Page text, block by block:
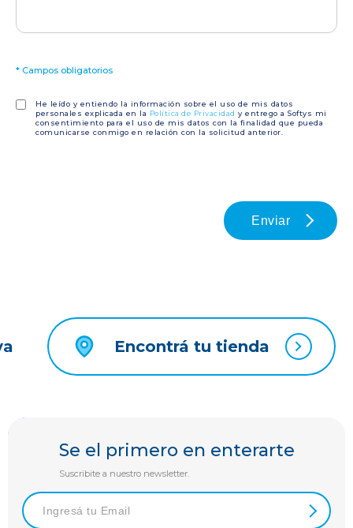
* Campos obligatorios
He leído y entiendo la información sobre el uso de mis datos
personales explicada en la Política de Privacidad y entrego a Softys mi
consentimiento para el uso de mis datos con la finalidad que pueda
comunicarse conmigo en relación con la solicitud anterior.
Enviar
Encontrá tu tienda
Se el primero en enterarte
Suscribite a nuestro newsletter.